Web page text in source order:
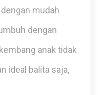
mudah
dengan
anak tidak
ideal balita saja,